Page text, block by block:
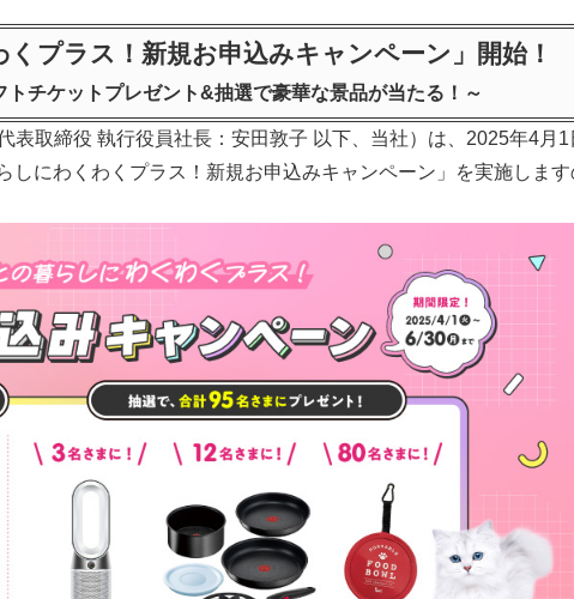
くプラス！新規お申込みキャンペーン」開始！
トチケットプレゼント&抽選で豪華な景品が当たる！～
取締役 執行役員社長：安田敦子 以下、当社）は、2025年4月1
にわくわくプラス！新規お申込みキャンペーン」を実施しま